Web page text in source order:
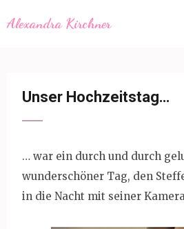
to
Enter)
Alexandra Kirchner
Unser Hochzeitstag…
… war ein durch und durch
wunderschöner Tag, den
in die Nacht mit seiner